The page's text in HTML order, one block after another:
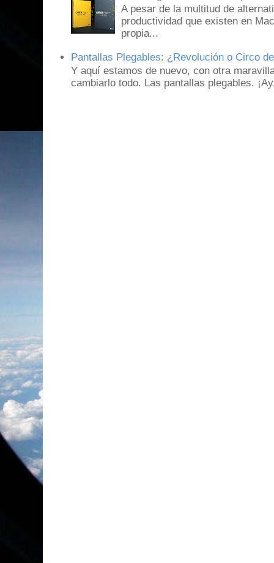
A pesar de la multitud de
productividad que existen en
propia...
Pantallas Plegables: ¿Revolución o Circo
Y aquí estamos de nuevo, con otra
cambiarlo todo. Las pantallas plegables.